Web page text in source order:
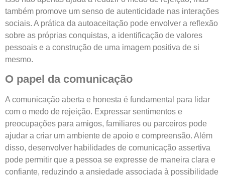
também promove um senso de autenticidade nas interações
sociais. A prática da autoaceitação pode envolver a reflexão
sobre as próprias conquistas, a identificação de valores
pessoais e a construção de uma imagem positiva de si
mesmo.
O papel da comunicação
A comunicação aberta e honesta é fundamental para lidar
com o medo de rejeição. Expressar sentimentos e
preocupações para amigos, familiares ou parceiros pode
ajudar a criar um ambiente de apoio e compreensão. Além
disso, desenvolver habilidades de comunicação assertiva
pode permitir que a pessoa se expresse de maneira clara e
confiante, reduzindo a ansiedade associada à possibilidade